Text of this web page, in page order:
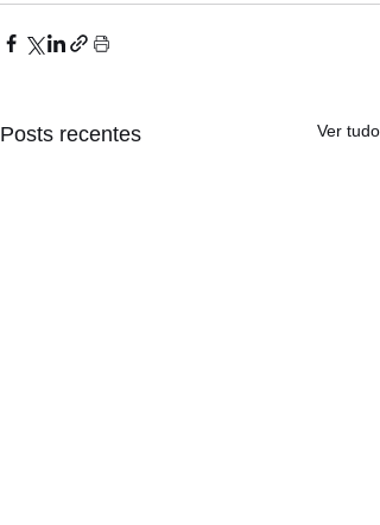
Posts recentes Ver tudo